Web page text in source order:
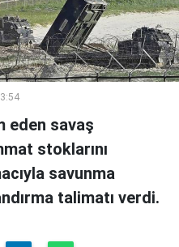
eden savaş
stoklarını
savunma
talimatı verdi.